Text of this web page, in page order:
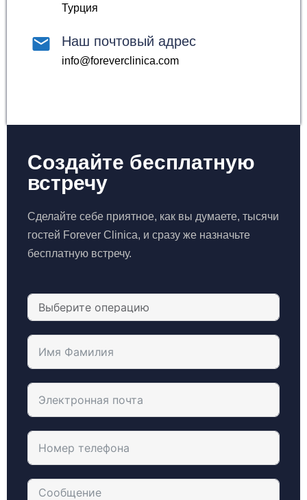
Турция
Наш почтовый адрес
info@foreverclinica.com
Создайте бесплатную
встречу
Сделайте себе приятное, как вы думаете, тысячи
гостей Forever Clinica, и сразу же назначьте
бесплатную встречу.